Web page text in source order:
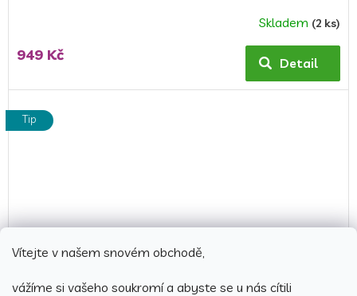
Vítejte v našem snovém obchodě,
vážíme si vašeho soukromí a abyste se u nás cítili
Skladem (2 ks)
949 Kč Detail
Tip